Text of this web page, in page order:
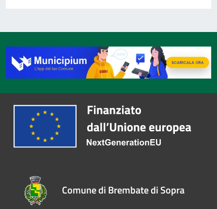
Comune di Brembate di Sopra